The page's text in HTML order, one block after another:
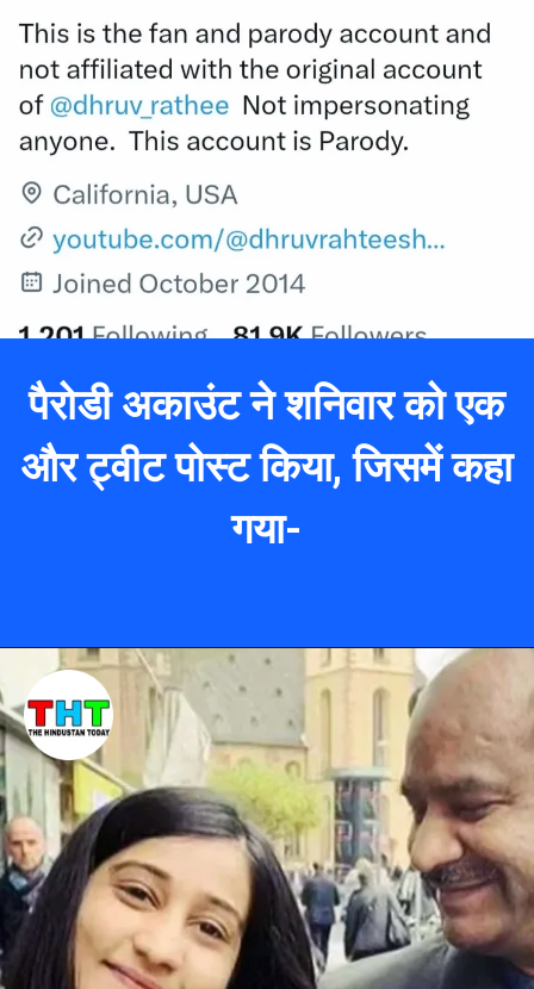
पैरोडी अकाउंट ने शनिवार को एक
और ट्वीट पोस्ट किया, जिसमें कहा
गया-